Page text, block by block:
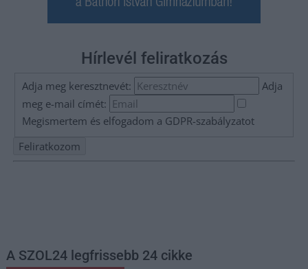
Hírlevél feliratkozás
Adja meg keresztnevét:
Adja
meg e-mail címét:
Megismertem és elfogadom a GDPR-szabályzatot
A SZOL24 legfrissebb 24 cikke